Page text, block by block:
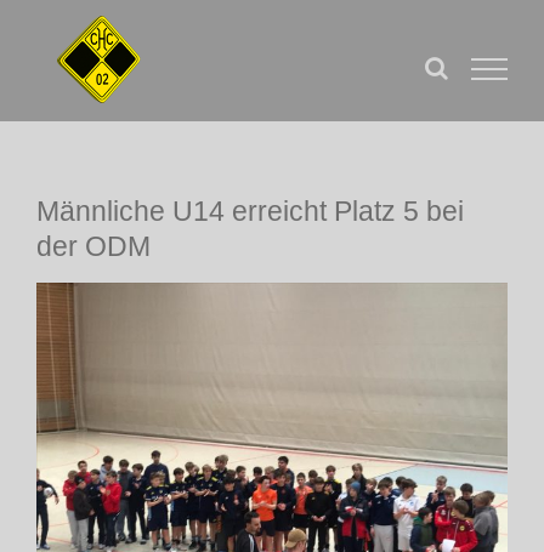
springen
Männliche U14 erreicht Platz 5 bei
der ODM
Zeige
grösseres
Bild